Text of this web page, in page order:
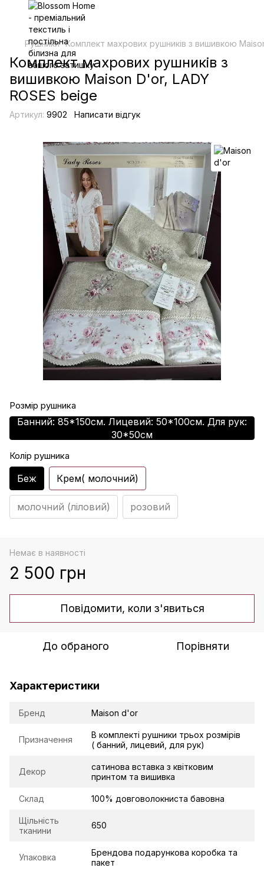
Рушники Комплект махрових рушників з вишивкою
Комплект махрових рушників з
вишивкою Maison D'or, LADY
ROSES beige
Артикул: 9902 Написати відгук
Розмір рушника
Банний: 85*150см. Лицевий: 50*100см. Для рук:
30*50см
Колір рушника
Беж Крем( молочний)
молочний (ліловий) розовий
Немає в наявності
2 500 грн
Повідомити, коли з'явиться
До обраного Порівняти
Характеристики
Бренд Maison d'or
Призначення
В комплекті рушники трьох розмірів
( банний, лицевий, для рук)
Декор
сатинова вставка з квітковим
принтом та вишивка
Склад 100% довговолокниста бавовна
Щільність
тканини
650
Упаковка
Брендова подарункова коробка та
пакет